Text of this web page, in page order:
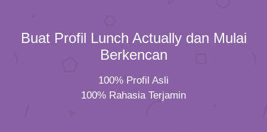
Buat Profil Lunch Actually dan Mulai
Berkencan
100% Profil Asli
100% Rahasia Terjamin